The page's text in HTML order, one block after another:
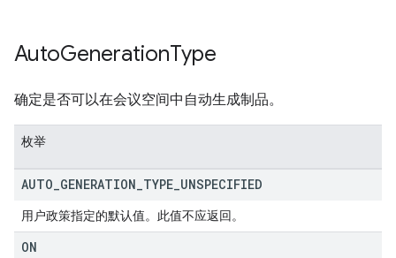
AutoGenerationType
确定是否可以在会议空间中自动生成制品。
枚举
AUTO GENERATION TYPE UNSPECIFIED
用户政策指定的默认值。此值不应返回。
ON